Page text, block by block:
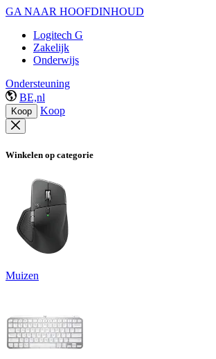
GA NAAR HOOFDINHOUD
Logitech G
Zakelijk
Onderwijs
Ondersteuning
BE,nl
Koop Koop
Winkelen op categorie
Muizen